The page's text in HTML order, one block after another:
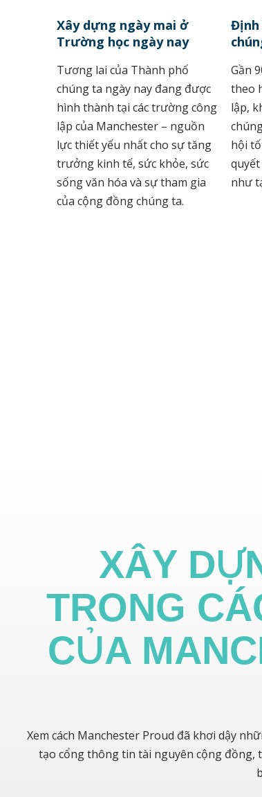
Xây dựng ngày mai ở
Trường học ngày nay
Tương lai của Thành phố
chúng ta ngày nay đang được
hình thành tại các trường công
lập của Manchester – nguồn
lực thiết yếu nhất cho sự tăng
trưởng kinh tế, sức khỏe, sức
sống văn hóa và sự tham gia
của cộng đồng chúng ta.
Định
Gần
theo
lập,
hội
như
XÂY
TRONG
CỦA
Xem cách Manchester Proud đã khơi dậy
tạo cổng thông tin tài nguyên cộng đồng,